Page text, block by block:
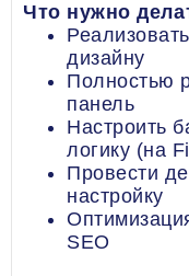
Что нужно
дизайну
Полностью
панель
Настроить
логику (на
Провести
настройку
SEO